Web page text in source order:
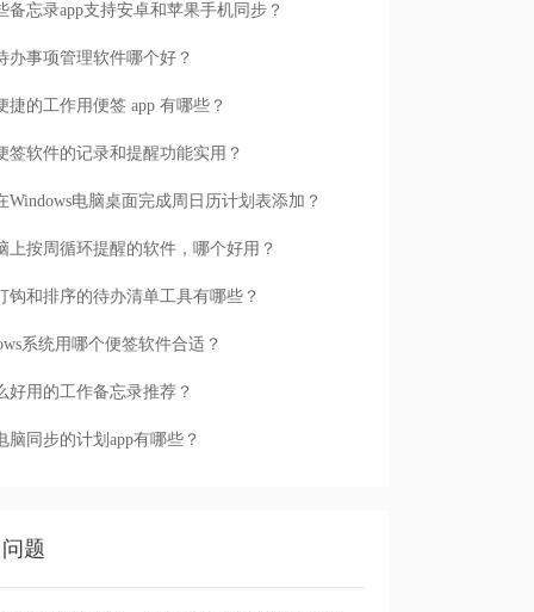
备忘录app支持安卓和苹果手机同步？
办事项管理软件哪个好？
捷的工作用便签 app 有哪些？
签软件的记录和提醒功能实用？
Windows电脑桌面完成周日历计划表添加？
上按周循环提醒的软件，哪个好用？
钩和排序的待办清单工具有哪些？
系统用哪个便签软件合适？
好用的工作备忘录推荐？
脑同步的计划app有哪些？
题